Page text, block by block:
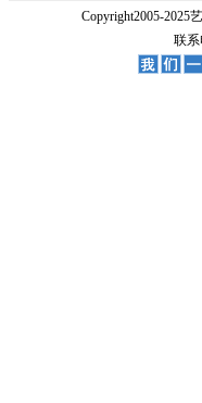
Copyright2005-2025
联系